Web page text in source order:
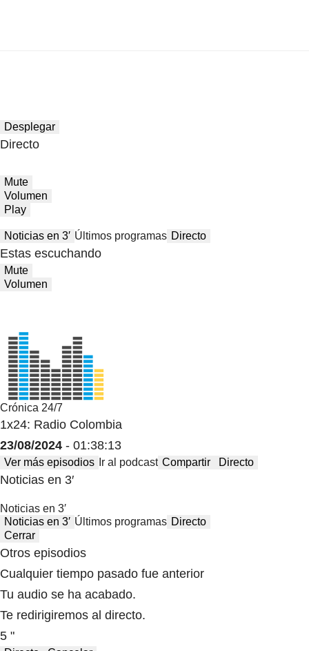
Desplegar
Directo
Mute
Volumen
Play
Noticias en 3′ Últimos programas Directo
Estas escuchando
Mute
Volumen
Crónica 24/7
1x24: Radio Colombia
23/08/2024 - 01:38:13
Ver más episodios Ir al podcast Compartir Directo
Noticias en 3′
Noticias en 3′
Noticias en 3′ Últimos programas Directo
Cerrar
Otros episodios
Cualquier tiempo pasado fue anterior
Tu audio se ha acabado.
Te redirigiremos al directo.
5 "